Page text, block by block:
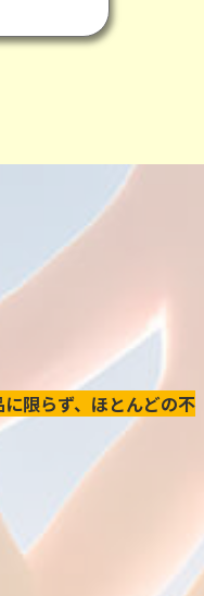
限らず、ほとんどの不